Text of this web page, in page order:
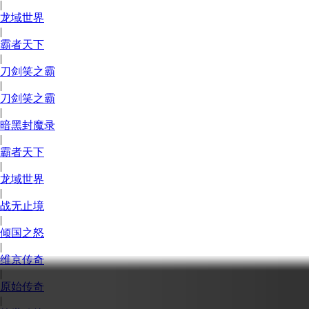
|
龙域世界
|
霸者天下
|
刀剑笑之霸
|
刀剑笑之霸
|
暗黑封魔录
|
霸者天下
|
龙域世界
|
战无止境
|
倾国之怒
|
维京传奇
|
原始传奇
|